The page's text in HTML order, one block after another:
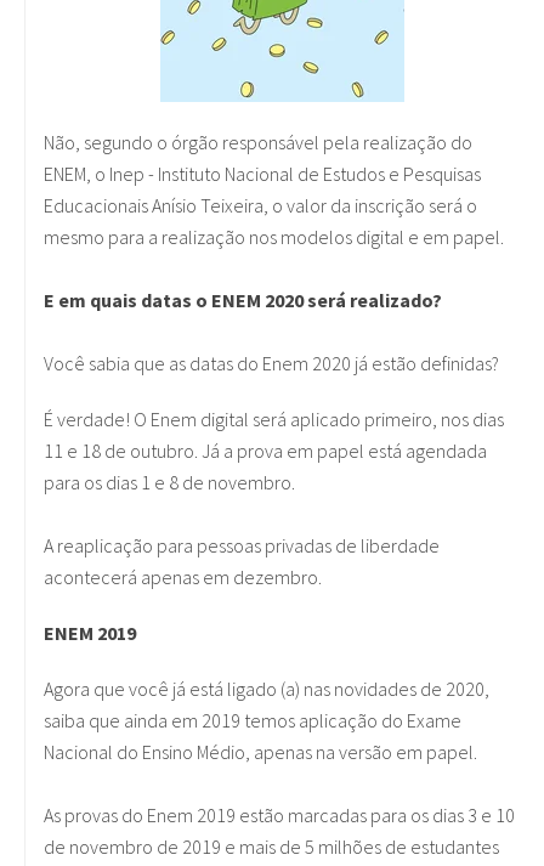
Não, segundo o órgão responsável pela realização do
ENEM, o Inep - Instituto Nacional de Estudos e Pesquisas
Educacionais Anísio Teixeira, o valor da inscrição será o
mesmo para a realização nos modelos digital e em papel.
E em quais datas o ENEM 2020 será realizado?
Você sabia que as datas do Enem 2020 já estão definidas?
É verdade! O Enem digital será aplicado primeiro, nos dias
11 e 18 de outubro. Já a prova em papel está agendada
para os dias 1 e 8 de novembro.
A reaplicação para pessoas privadas de liberdade
acontecerá apenas em dezembro.
ENEM 2019
Agora que você já está ligado (a) nas novidades de 2020,
saiba que ainda em 2019 temos aplicação do Exame
Nacional do Ensino Médio, apenas na versão em papel.
As provas do Enem 2019 estão marcadas para os dias 3 e 10
de novembro de 2019 e mais de 5 milhões de estudantes